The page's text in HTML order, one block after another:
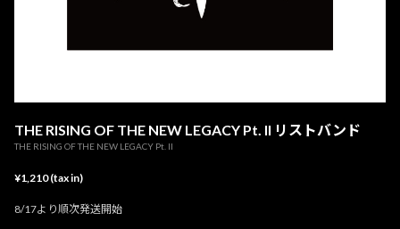
THE RISING OF THE NEW LEGACY Pt. II リストバンド
THE RISING OF THE NEW LEGACY Pt. II
¥1,210 (tax in)
8/17より順次発送開始